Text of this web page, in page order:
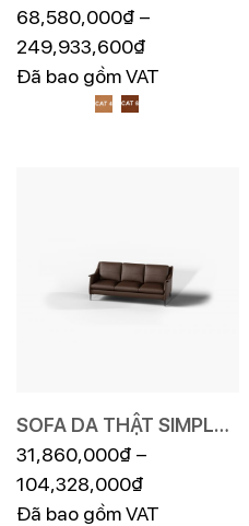
FE04
68,580,000₫ –
249,933,600₫
Đã bao gồm VAT
SOFA DA THẬT SIMPLE
F010
31,860,000₫ –
104,328,000₫
Đã bao gồm VAT